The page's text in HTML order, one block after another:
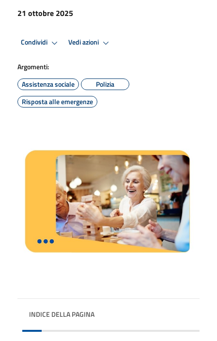
21 ottobre 2025
Condividi Vedi azioni
Argomenti:
Assistenza sociale
Polizia
Risposta alle emergenze
INDICE DELLA PAGINA